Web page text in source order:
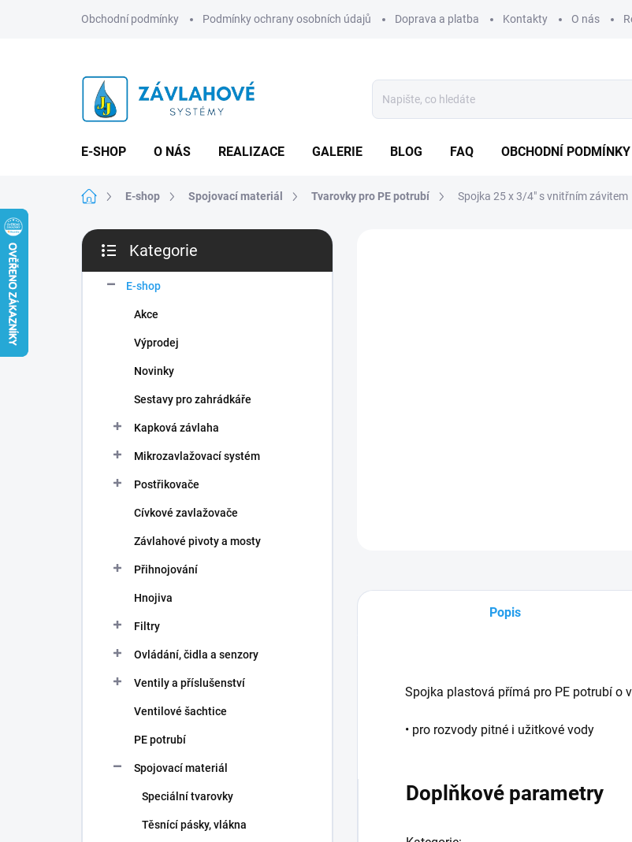
Obchodní podmínky Podmínky ochrany osobních údajů Doprava a platba Kontakty O nás
E-SHOP O NÁS REALIZACE GALERIE BLOG FAQ OBCHODNÍ PODMÍNKY
Domů E-shop Spojovací materiál Tvarovky pro PE potrubí Spojka 25 x 3/4" s vnitřním závitem
P
s
kategorie
Kategorie
E-shop
Akce
Výprodej
Novinky
Sestavy pro zahrádkáře
Kapková závlaha
Mikrozavlažovací systém
Postřikovače
Cívkové zavlažovače
Závlahové pivoty a mosty
Přihnojování
Hnojiva
Filtry
Ovládání, čidla a senzory
Ventily a příslušenství
Ventilové šachtice
PE potrubí
Spojovací materiál
Speciální tvarovky
Těsnící pásky, vlákna
Popis
Spojka plastová přímá pro PE potrubí o
• pro rozvody pitné i užitkové vody
Doplňkové parametry